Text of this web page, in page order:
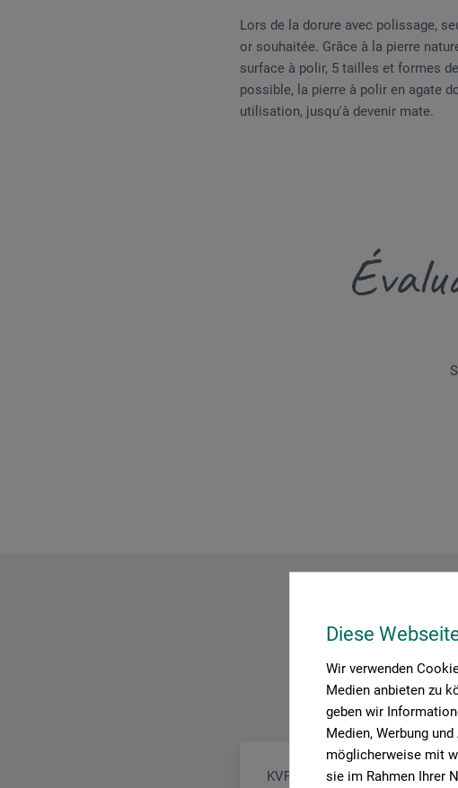
Diese
Wir verwenden
Medien anbieten zu
geben wir
Medien, Werbung
möglicherweise mit
sie im Rahmen Ihrer
Lors de la dorure avec polissage,
or souhaitée. Grâce à la pierre
surface à polir, 5 tailles et formes
possible, la pierre à polir en agate
utilisation, jusqu'à devenir mate.
Vous
KVP Kölner Vergolderprodukte